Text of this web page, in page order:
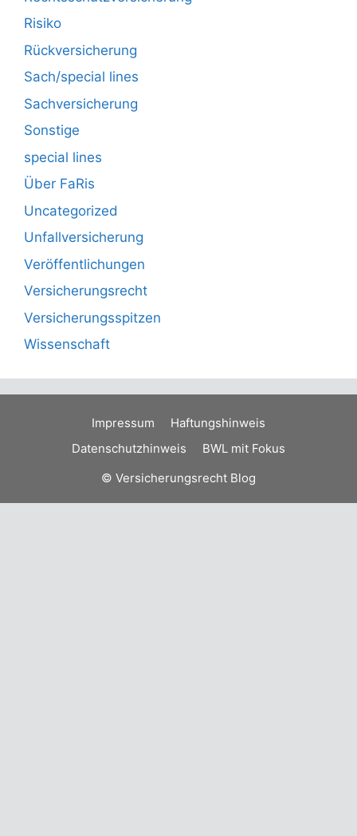
Risiko
Rückversicherung
Sach/special lines
Sachversicherung
Sonstige
special lines
Über FaRis
Uncategorized
Unfallversicherung
Veröffentlichungen
Versicherungsrecht
Versicherungsspitzen
Wissenschaft
Impressum
Haftungshinweis
Datenschutzhinweis
BWL mit Fokus
© Versicherungsrecht Blog